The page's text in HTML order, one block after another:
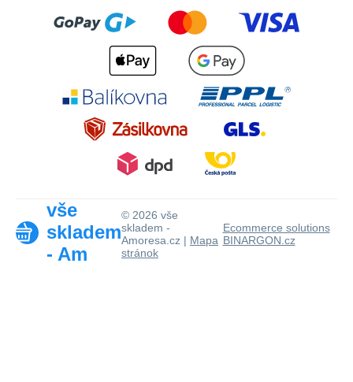
vše
skladem
- Am
© 2026 vše
skladem -
Amoresa.cz | Mapa
stránok
Ecommerce solutions
BINARGON.cz